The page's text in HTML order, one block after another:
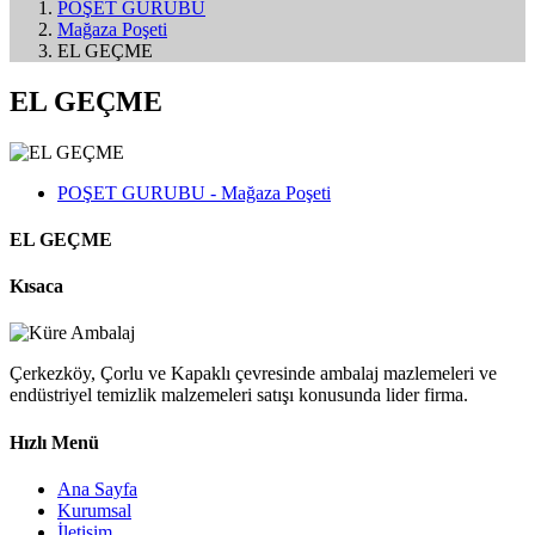
POŞET GURUBU
Mağaza Poşeti
EL GEÇME
EL GEÇME
POŞET GURUBU - Mağaza Poşeti
EL GEÇME
Kısaca
Çerkezköy, Çorlu ve Kapaklı çevresinde ambalaj mazlemeleri ve
endüstriyel temizlik malzemeleri satışı konusunda lider firma.
Hızlı Menü
Ana Sayfa
Kurumsal